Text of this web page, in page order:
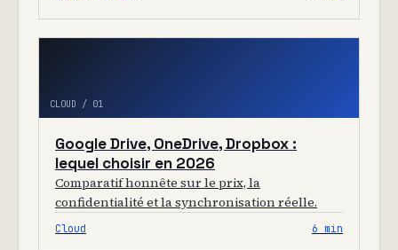
CLOUD / 01
Google Drive, OneDrive, Dropbox :
lequel choisir en 2026
Comparatif honnête sur le prix, la
confidentialité et la synchronisation réelle.
Cloud 6 min